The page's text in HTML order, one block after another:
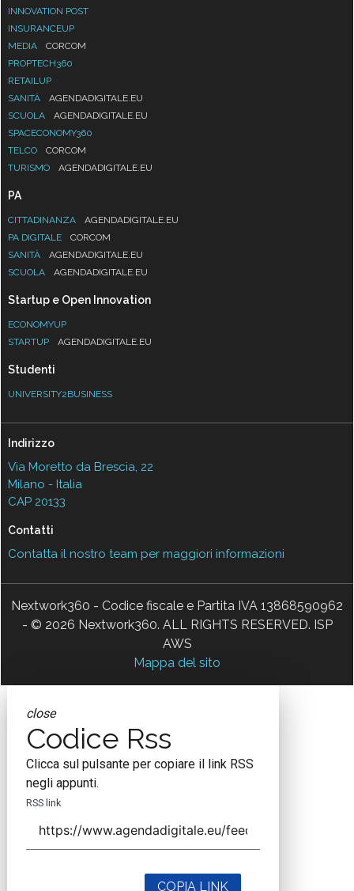
INNOVATION POST
INSURANCEUP
MEDIA
CORCOM
PROPTECH360
RETAILUP
SANITÀ
AGENDADIGITALE.EU
SCUOLA
AGENDADIGITALE.EU
SPACECONOMY360
TELCO
CORCOM
TURISMO
AGENDADIGITALE.EU
PA
CITTADINANZA
AGENDADIGITALE.EU
PA DIGITALE
CORCOM
SANITÀ
AGENDADIGITALE.EU
SCUOLA
AGENDADIGITALE.EU
Startup e Open Innovation
ECONOMYUP
STARTUP
AGENDADIGITALE.EU
Studenti
UNIVERSITY2BUSINESS
Indirizzo
Via Moretto da Brescia, 22
Milano - Italia
CAP 20133
Contatti
Contatta il nostro team per maggiori informazioni
Nextwork360 - Codice fiscale e Partita IVA 13868590962
- © 2026 Nextwork360. ALL RIGHTS RESERVED. ISP
AWS
Mappa del sito
close
Codice Rss
Clicca sul pulsante per copiare il link RSS
negli appunti.
RSS link
COPIA LINK